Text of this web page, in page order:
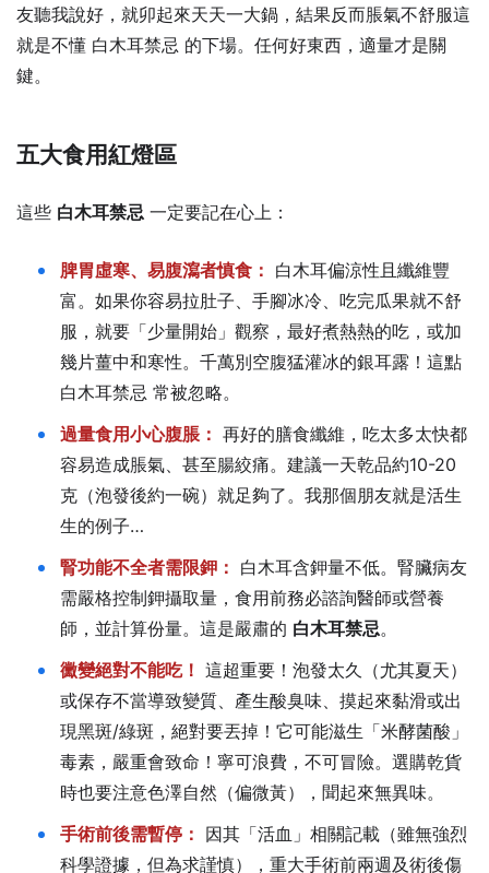
友聽我說好，就卯起來天天一大鍋，結果反而脹氣不舒服這
就是不懂 白木耳禁忌 的下場。任何好東西，適量才是關
鍵。
五大食用紅燈區
這些 白木耳禁忌 一定要記在心上：
脾胃虛寒、易腹瀉者慎食： 白木耳偏涼性且纖維豐
富。如果你容易拉肚子、手腳冰冷、吃完瓜果就不舒
服，就要「少量開始」觀察，最好煮熱熱的吃，或加
幾片薑中和寒性。千萬別空腹猛灌冰的銀耳露！這點
白木耳禁忌 常被忽略。
過量食用小心腹脹： 再好的膳食纖維，吃太多太快都
容易造成脹氣、甚至腸絞痛。建議一天乾品約10-20
克（泡發後約一碗）就足夠了。我那個朋友就是活生
生的例子…
腎功能不全者需限鉀： 白木耳含鉀量不低。腎臟病友
需嚴格控制鉀攝取量，食用前務必諮詢醫師或營養
師，並計算份量。這是嚴肅的 白木耳禁忌。
黴變絕對不能吃！ 這超重要！泡發太久（尤其夏天）
或保存不當導致變質、產生酸臭味、摸起來黏滑或出
現黑斑/綠斑，絕對要丟掉！它可能滋生「米酵菌酸」
毒素，嚴重會致命！寧可浪費，不可冒險。選購乾貨
時也要注意色澤自然（偏微黃），聞起來無異味。
手術前後需暫停： 因其「活血」相關記載（雖無強烈
科學證據，但為求謹慎），重大手術前兩週及術後傷